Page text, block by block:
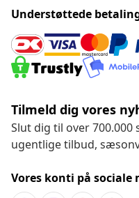
Understøttede
Tilmeld dig vores
Slut dig til over
ugentlige tilbud,
Vores konti på sociale